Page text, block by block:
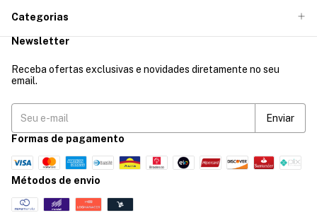
Categorias
Newsletter
Receba ofertas exclusivas e novidades diretamente no seu
email.
Formas de pagamento
Métodos de envio